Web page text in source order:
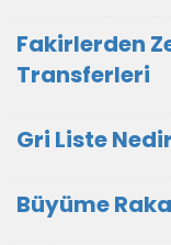
Fakirlerden
Transferleri
Gri Liste
Büyüme